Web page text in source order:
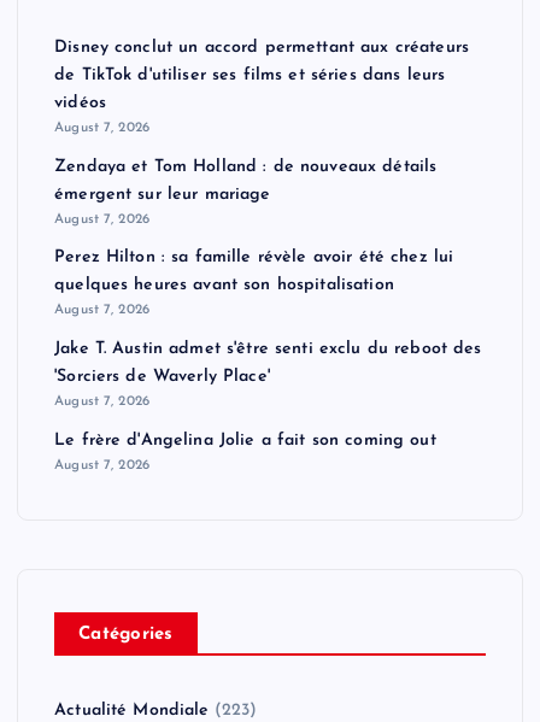
Disney conclut un accord permettant aux créateurs
de TikTok d'utiliser ses films et séries dans leurs
vidéos
August 7, 2026
Zendaya et Tom Holland : de nouveaux détails
émergent sur leur mariage
August 7, 2026
Perez Hilton : sa famille révèle avoir été chez lui
quelques heures avant son hospitalisation
August 7, 2026
Jake T. Austin admet s'être senti exclu du reboot des
'Sorciers de Waverly Place'
August 7, 2026
Le frère d'Angelina Jolie a fait son coming out
August 7, 2026
Catégories
Actualité Mondiale (223)